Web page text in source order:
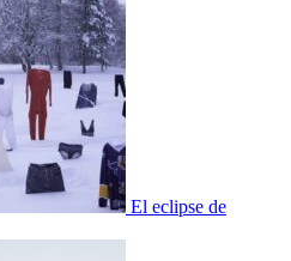
El eclipse de